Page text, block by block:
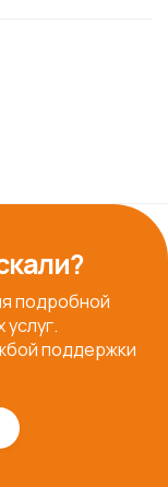
подробной
поддержки